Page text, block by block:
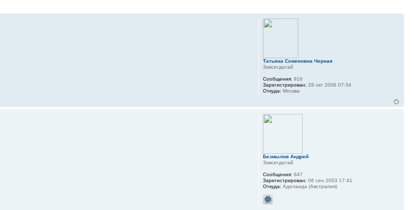
Татьяна Семеновна Черная
Завсегдатай
Сообщения: 916
Зарегистрирован: 28 окт 2006 07:34
Откуда: Москва
Безмылов Андрей
Завсегдатай
Сообщения: 647
Зарегистрирован: 06 сен 2003 17:41
Откуда: Аделаида (Австралия)